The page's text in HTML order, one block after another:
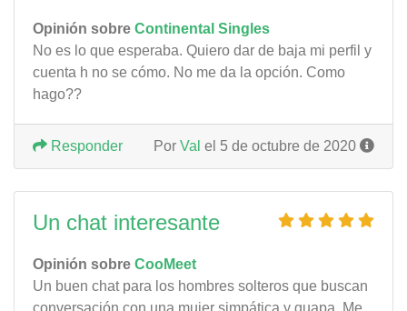
Opinión sobre Continental Singles
No es lo que esperaba. Quiero dar de baja mi perfil y
cuenta h no se cómo. No me da la opción. Como
hago??
Por Val el 5 de octubre de 2020
Responder
Un chat interesante
Opinión sobre CooMeet
Un buen chat para los hombres solteros que buscan
conversación con una mujer simpática y guapa. Me